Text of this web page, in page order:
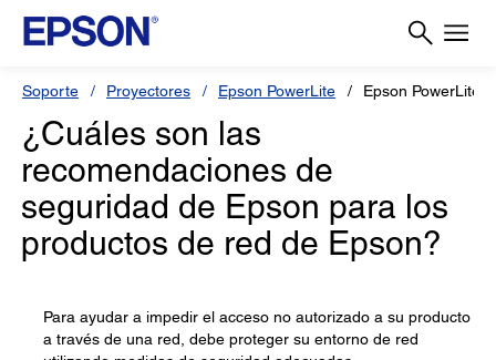
Soporte Proyectores Epson PowerLite Epson PowerLite
¿Cuáles son las
recomendaciones de
seguridad de Epson para los
productos de red de Epson?
Para ayudar a impedir el acceso no autorizado a su producto
a través de una red, debe proteger su entorno de red